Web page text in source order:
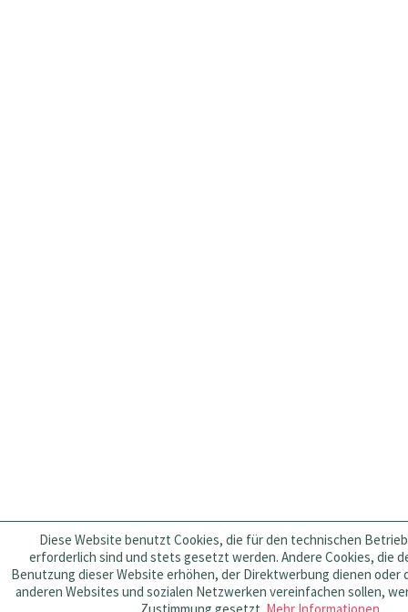
Diese Website benutzt Cookies, die für den technischen
erforderlich sind und stets gesetzt werden. Andere Cookies, die
Benutzung dieser Website erhöhen, der Direktwerbung dienen oder
anderen Websites und sozialen Netzwerken vereinfachen sollen,